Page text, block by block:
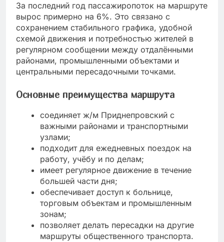
За последний год пассажиропоток на маршруте
вырос примерно на 6%. Это связано с
сохранением стабильного графика, удобной
схемой движения и потребностью жителей в
регулярном сообщении между отдалёнными
районами, промышленными объектами и
центральными пересадочными точками.
Основные преимущества маршрута
соединяет ж/м Приднепровский с
важными районами и транспортными
узлами;
подходит для ежедневных поездок на
работу, учёбу и по делам;
имеет регулярное движение в течение
большей части дня;
обеспечивает доступ к больнице,
торговым объектам и промышленным
зонам;
позволяет делать пересадки на другие
маршруты общественного транспорта.